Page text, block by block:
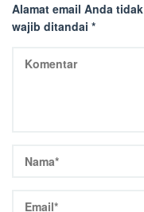
Alamat email Anda
wajib ditandai *